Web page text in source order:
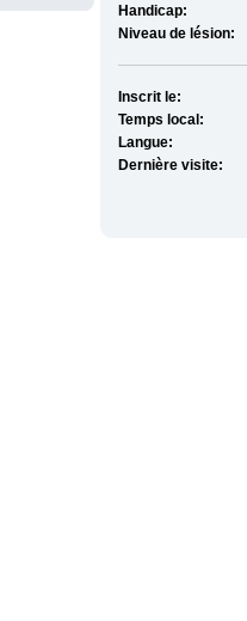
Handicap:
Niveau de lésion:
Inscrit le:
Temps local:
Langue:
Dernière visite: